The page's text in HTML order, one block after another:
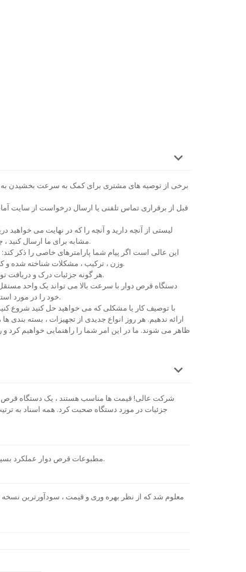
برخی از توصیه های مشتری برای کمک به سرعت بخشیدن
قبل از برقراری تماس تلفنی یا ارسال درخواست از سایت
لیستی از آنچه دارید و آنچه را که در نهایت می خواهید
مشابه برای ما ارسال کنید ، چنین تجسم به شما کمک می کند تا درک کنید.
این عالی است اگر پیام شما پارامترهای خاصی را ذکر
وزن ، ترکیب ، مشکلات شناخته شده و کاستی های محصولات یا مواد را مشخص کنید.
هر گونه جزئیات درک و دریافت توصیه ما در انتخاب تجهیزات را تسریع می کند.
دستگاه قرص دوار با سرعت بالا می تواند یک واحد
خود را در مورد استفاده از این تجهیزات در تولید خود شرح دهید.
با توصیف کار یا مشکلی که می خواهید حل کنید شروع
ارائه ندهیم. هر روز انواع جدیدی از تجهیزات ، بسته بندی
ظاهر می شوند. ما در این امر شما را راهنمایی خواهیم کرد
شرکت عالی! قیمت ها مناسب هستند ، یک دستگاه قرص
جزئیات در مورد دستگاه صحبت کرد. همه اسناد به
مطبوعات قرص دوار عملکرد بسیار بالا. یافتن واقعی برای حجم زیادی از تولید.
معلوم شد که از نظر بهره وری و قیمت ، سودآورترین